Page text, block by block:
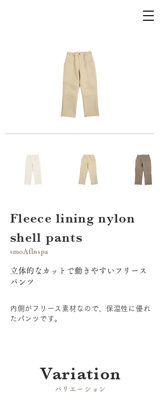
Fleece lining nylon
shell pants
smoAflnspa
立体的なカットで動きやすいフリース
パンツ
内側がフリース素材なので、保温性に優れ
たパンツです。
​Variation
​バリエーション